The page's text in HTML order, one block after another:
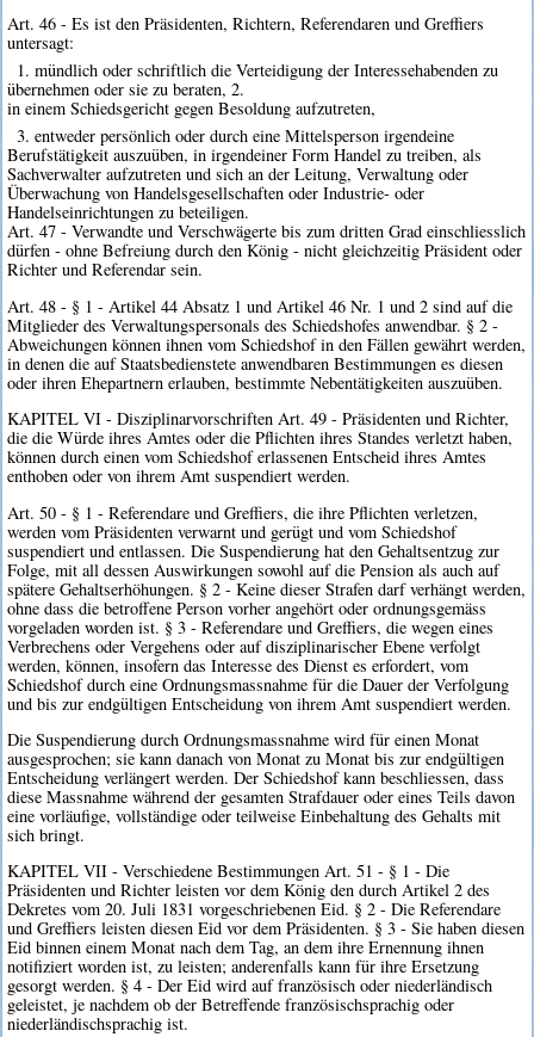
Art. 46 - Es ist den Präsidenten, Richtern, Referendaren und Greffiers
untersagt:
1. mündlich oder schriftlich die Verteidigung der Interessehabenden zu
übernehmen oder sie zu beraten, 2.
in einem Schiedsgericht gegen Besoldung aufzutreten,
3. entweder persönlich oder durch eine Mittelsperson irgendeine
Berufstätigkeit auszuüben, in irgendeiner Form Handel zu treiben, als
Sachverwalter aufzutreten und sich an der Leitung, Verwaltung oder
Überwachung von Handelsgesellschaften oder Industrie- oder
Handelseinrichtungen zu beteiligen.
Art. 47 - Verwandte und Verschwägerte bis zum dritten Grad einschliesslich
dürfen - ohne Befreiung durch den König - nicht gleichzeitig Präsident oder
Richter und Referendar sein.
Art. 48 - § 1 - Artikel 44 Absatz 1 und Artikel 46 Nr. 1 und 2 sind auf die
Mitglieder des Verwaltungspersonals des Schiedshofes anwendbar. § 2 -
Abweichungen können ihnen vom Schiedshof in den Fällen gewährt werden,
in denen die auf Staatsbedienstete anwendbaren Bestimmungen es diesen
oder ihren Ehepartnern erlauben, bestimmte Nebentätigkeiten auszuüben.
KAPITEL VI - Disziplinarvorschriften Art. 49 - Präsidenten und Richter,
die die Würde ihres Amtes oder die Pflichten ihres Standes verletzt haben,
können durch einen vom Schiedshof erlassenen Entscheid ihres Amtes
enthoben oder von ihrem Amt suspendiert werden.
Art. 50 - § 1 - Referendare und Greffiers, die ihre Pflichten verletzen,
werden vom Präsidenten verwarnt und gerügt und vom Schiedshof
suspendiert und entlassen. Die Suspendierung hat den Gehaltsentzug zur
Folge, mit all dessen Auswirkungen sowohl auf die Pension als auch auf
spätere Gehaltserhöhungen. § 2 - Keine dieser Strafen darf verhängt werden,
ohne dass die betroffene Person vorher angehört oder ordnungsgemäss
vorgeladen worden ist. § 3 - Referendare und Greffiers, die wegen eines
Verbrechens oder Vergehens oder auf disziplinarischer Ebene verfolgt
werden, können, insofern das Interesse des Dienst es erfordert, vom
Schiedshof durch eine Ordnungsmassnahme für die Dauer der Verfolgung
und bis zur endgültigen Entscheidung von ihrem Amt suspendiert werden.
Die Suspendierung durch Ordnungsmassnahme wird für einen Monat
ausgesprochen; sie kann danach von Monat zu Monat bis zur endgültigen
Entscheidung verlängert werden. Der Schiedshof kann beschliessen, dass
diese Massnahme während der gesamten Strafdauer oder eines Teils davon
eine vorläufige, vollständige oder teilweise Einbehaltung des Gehalts mit
sich bringt.
KAPITEL VII - Verschiedene Bestimmungen Art. 51 - § 1 - Die
Präsidenten und Richter leisten vor dem König den durch Artikel 2 des
Dekretes vom 20. Juli 1831 vorgeschriebenen Eid. § 2 - Die Referendare
und Greffiers leisten diesen Eid vor dem Präsidenten. § 3 - Sie haben diesen
Eid binnen einem Monat nach dem Tag, an dem ihre Ernennung ihnen
notifiziert worden ist, zu leisten; anderenfalls kann für ihre Ersetzung
gesorgt werden. § 4 - Der Eid wird auf französisch oder niederländisch
geleistet, je nachdem ob der Betreffende französischsprachig oder
niederländischsprachig ist.